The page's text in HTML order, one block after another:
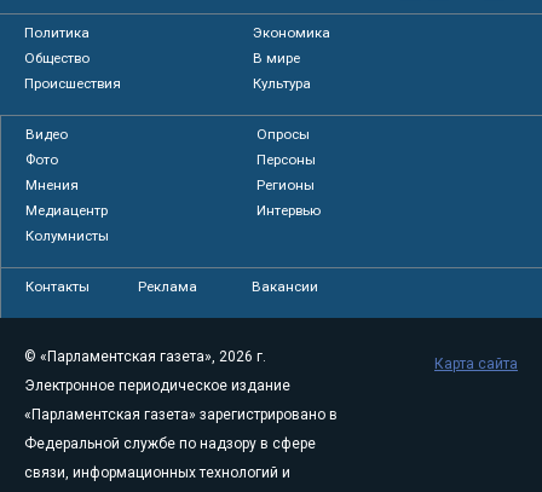
Политика
Экономика
Общество
В мире
Происшествия
Культура
Видео
Опросы
Фото
Персоны
Мнения
Регионы
Медиацентр
Интервью
Колумнисты
Контакты Реклама Вакансии
© «Парламентская газета», 2026 г.
Электронное периодическое издание
«Парламентская газета» зарегистрировано в
Федеральной службе по надзору в сфере
связи, информационных технологий и
Карта сайта